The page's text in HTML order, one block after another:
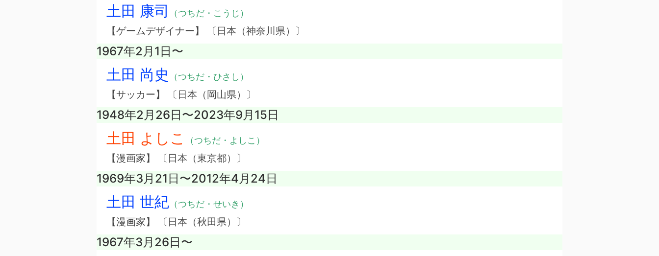
土田 康司 （つちだ・こうじ）
【ゲームデザイナー】 〔日本（神奈川県）〕
1967年2月1日〜
土田 尚史 （つちだ・ひさし）
【サッカー】 〔日本（岡山県）〕
1948年2月26日〜2023年9月15日
土田 よしこ （つちだ・よしこ）
【漫画家】 〔日本（東京都）〕
1969年3月21日〜2012年4月24日
土田 世紀 （つちだ・せいき）
【漫画家】 〔日本（秋田県）〕
1967年3月26日〜